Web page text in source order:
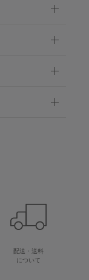
配送・送料
について